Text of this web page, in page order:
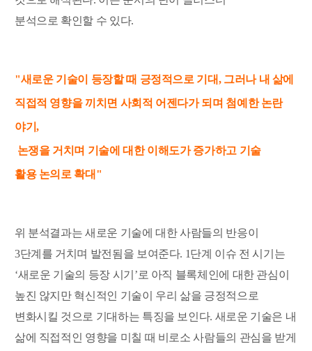
분석으로 확인할 수 있다.
"새로운 기술이 등장할 때 긍정적으로 기대, 그러나 내 삶에
직접적 영향을 끼치면 사회적 어젠다가 되며 첨예한 논란
야기,
논쟁을 거치며 기술에 대한 이해도가 증가하고 기술
활용 논의로 확대"
위 분석결과는 새로운 기술에 대한 사람들의 반응이
3단계를 거치며 발전됨을 보여준다. 1단계 이슈 전 시기는
‘새로운 기술의 등장 시기’로 아직 블록체인에 대한 관심이
높진 않지만 혁신적인 기술이 우리 삶을 긍정적으로
변화시킬 것으로 기대하는 특징을 보인다. 새로운 기술은 내
삶에 직접적인 영향을 미칠 때 비로소 사람들의 관심을 받게